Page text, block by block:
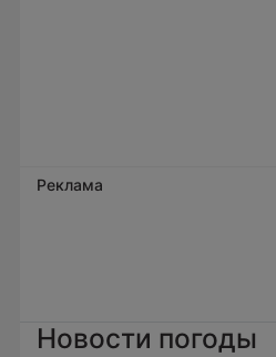
Реклама
Новости погоды